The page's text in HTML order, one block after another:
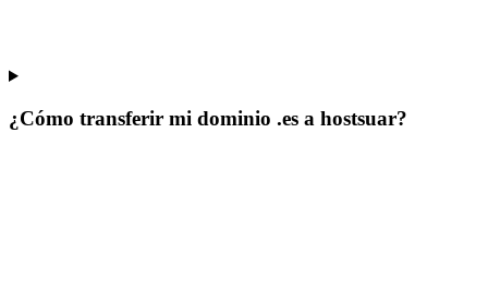
¿Cómo transferir mi dominio .es a hostsuar?